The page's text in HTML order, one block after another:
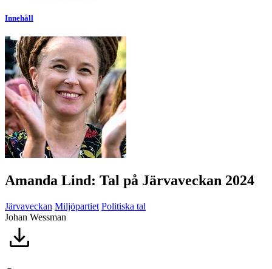
Innehåll
Amanda Lind: Tal på Järvaveckan 2024
Järvaveckan Miljöpartiet Politiska tal
Johan Wessman